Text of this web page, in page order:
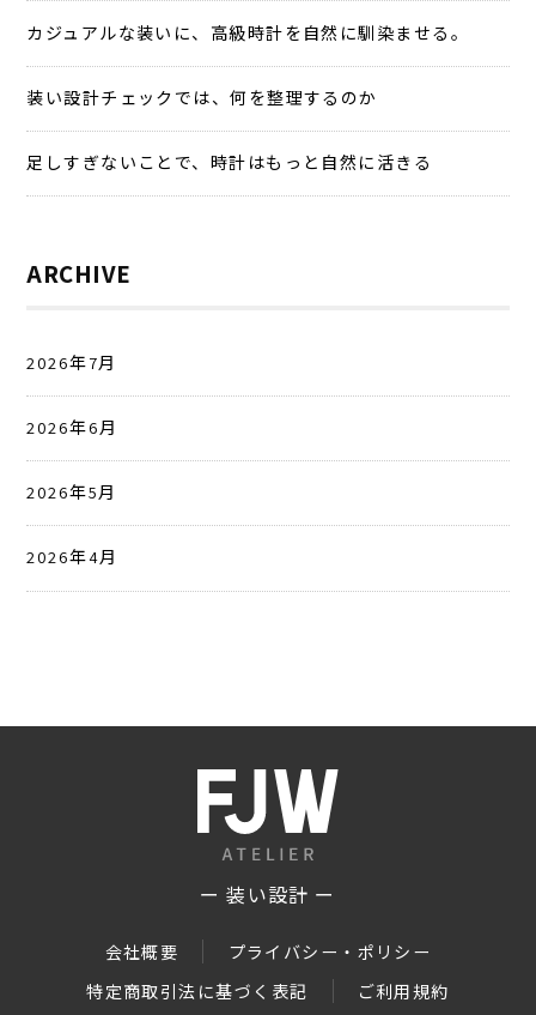
カジュアルな装いに、高級時計を自然に馴染ませる。
装い設計チェックでは、何を整理するのか
足しすぎないことで、時計はもっと自然に活きる
ARCHIVE
2026年7月
2026年6月
2026年5月
2026年4月
ー 装い設計 ー
会社概要
プライバシー・ポリシー
特定商取引法に基づく表記
ご利用規約